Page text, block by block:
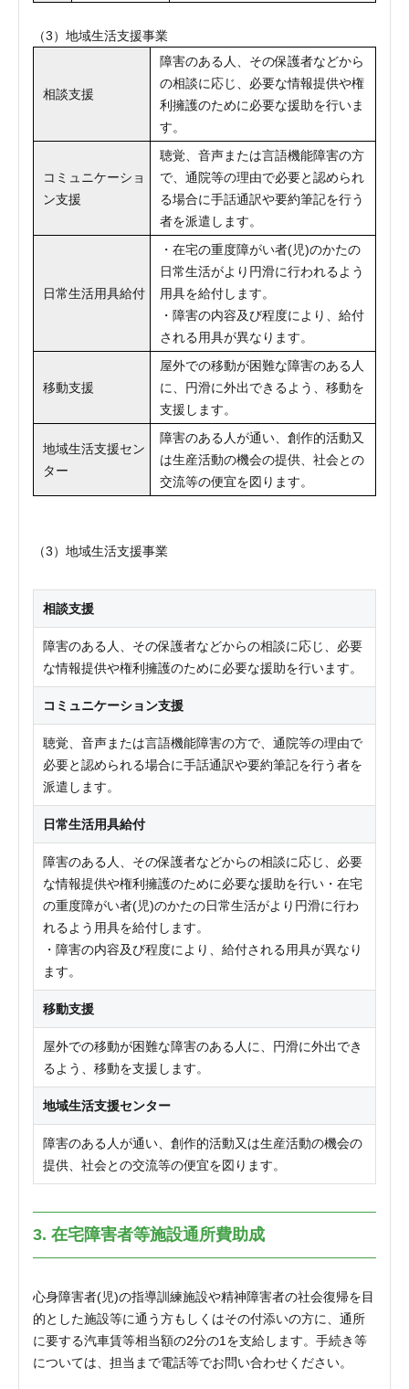
（3）地域生活支援事業
相談支援
障害のある人、その保護者などから
の相談に応じ、必要な情報提供や権
利擁護のために必要な援助を行いま
す。
コミュニケーショ
ン支援
聴覚、音声または言語機能障害の方
で、通院等の理由で必要と認められ
る場合に手話通訳や要約筆記を行う
者を派遣します。
日常生活用具給付
・在宅の重度障がい者(児)のかたの
日常生活がより円滑に行われるよう
用具を給付します。
・障害の内容及び程度により、給付
される用具が異なります。
移動支援
屋外での移動が困難な障害のある人
に、円滑に外出できるよう、移動を
支援します。
地域生活支援セン
ター
障害のある人が通い、創作的活動又
は生産活動の機会の提供、社会との
交流等の便宜を図ります。
（3）地域生活支援事業
相談支援
障害のある人、その保護者などからの相談に応じ、必要
な情報提供や権利擁護のために必要な援助を行います。
コミュニケーション支援
聴覚、音声または言語機能障害の方で、通院等の理由で
必要と認められる場合に手話通訳や要約筆記を行う者を
派遣します。
日常生活用具給付
障害のある人、その保護者などからの相談に応じ、必要
な情報提供や権利擁護のために必要な援助を行い・在宅
の重度障がい者(児)のかたの日常生活がより円滑に行わ
れるよう用具を給付します。
・障害の内容及び程度により、給付される用具が異なり
ます。
移動支援
屋外での移動が困難な障害のある人に、円滑に外出でき
るよう、移動を支援します。
地域生活支援センター
障害のある人が通い、創作的活動又は生産活動の機会の
提供、社会との交流等の便宜を図ります。
3. 在宅障害者等施設通所費助成
心身障害者(児)の指導訓練施設や精神障害者の社会復帰を目
的とした施設等に通う方もしくはその付添いの方に、通所
に要する汽車賃等相当額の2分の1を支給します。手続き等
については、担当まで電話等でお問い合わせください。